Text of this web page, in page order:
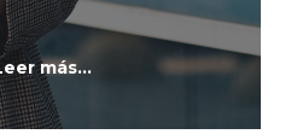
más...